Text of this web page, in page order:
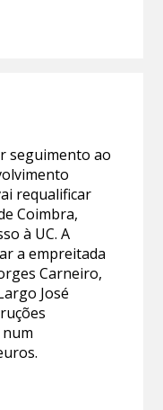
seguimento ao
requalificar
Coimbra,
à UC. A
a empreitada
Carneiro,
José
num